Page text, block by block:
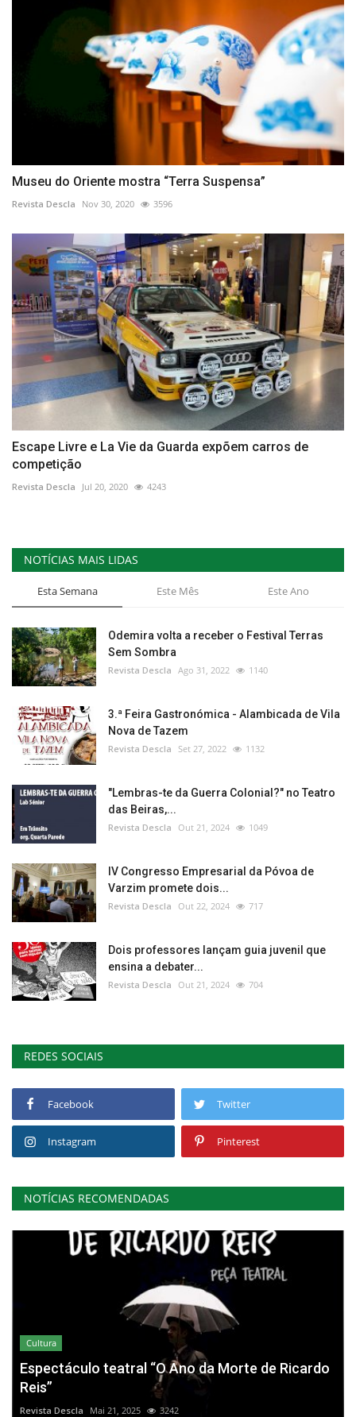
Museu do Oriente mostra “Terra Suspensa”
Revista Descla Nov 30, 2020 3596
Escape Livre e La Vie da Guarda expõem carros de
competição
Revista Descla Jul 20, 2020 4243
NOTÍCIAS MAIS LIDAS
Esta Semana Este Mês Este Ano
Odemira volta a receber o Festival Terras
Sem Sombra
Revista Descla Ago 31, 2022 1140
3.ª Feira Gastronómica - Alambicada de Vila
Nova de Tazem
Revista Descla Set 27, 2022 1132
"Lembras-te da Guerra Colonial?" no Teatro
das Beiras,...
Revista Descla Out 21, 2024 1049
IV Congresso Empresarial da Póvoa de
Varzim promete dois...
Revista Descla Out 22, 2024 717
Dois professores lançam guia juvenil que
ensina a debater...
Revista Descla Out 21, 2024 704
REDES SOCIAIS
Facebook Twitter
Instagram Pinterest
NOTÍCIAS RECOMENDADAS
Cultura
Espectáculo teatral “O Ano da Morte de Ricardo
Reis”
Revista Descla Mai 21, 2025 3242